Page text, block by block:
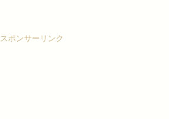
スポンサーリンク